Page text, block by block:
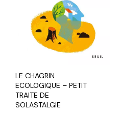
LE CHAGRIN
ECOLOGIQUE – PETIT
TRAITE DE
SOLASTALGIE